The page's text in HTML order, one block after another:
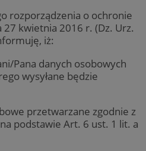
rozporządzenia o ochronie
kwietnia 2016 r. (Dz. Urz.
iż:
Pana danych osobowych
wysyłane będzie
przetwarzane zgodnie z
podstawie Art. 6 ust. 1 lit. a